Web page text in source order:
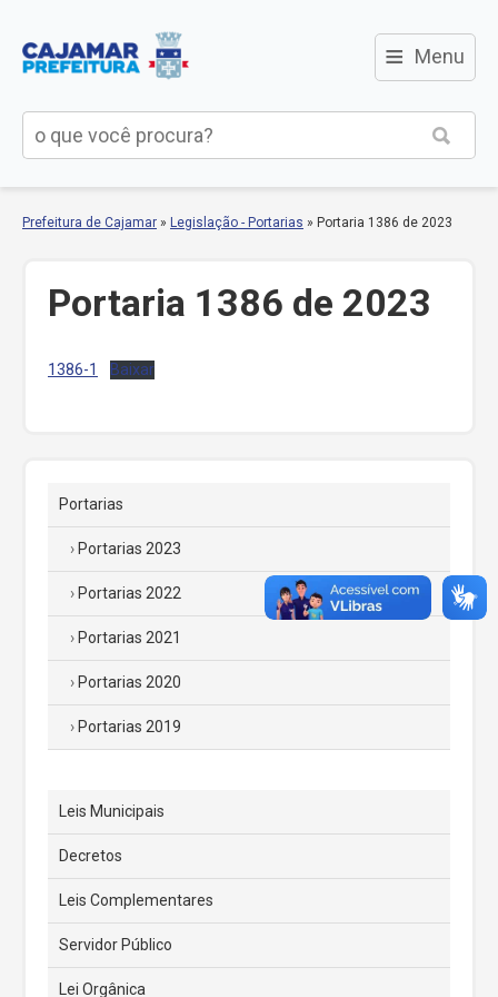
≡ Menu
Prefeitura de Cajamar » Legislação - Portarias » Portaria 1386 de 2023
Portaria 1386 de 2023
1386-1 Baixar
Portarias
Portarias 2023
Portarias 2022
Portarias 2021
Portarias 2020
Portarias 2019
Leis Municipais
Decretos
Leis Complementares
Servidor Público
Lei Orgânica